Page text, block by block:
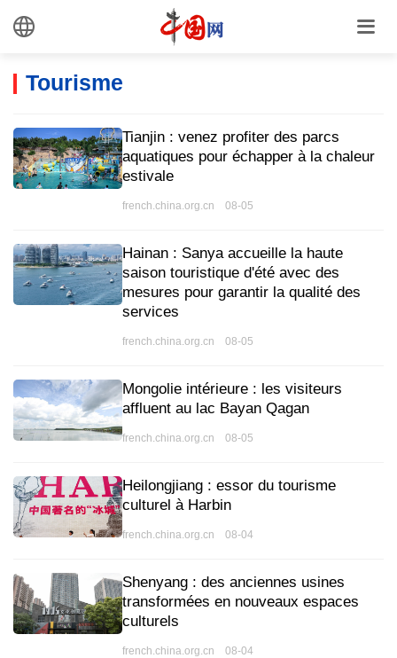
Tourisme
Tianjin : venez profiter des parcs
aquatiques pour échapper à la chaleur
estivale
french.china.org.cn 08-05
Hainan : Sanya accueille la haute
saison touristique d'été avec des
mesures pour garantir la qualité des
services
french.china.org.cn 08-05
Mongolie intérieure : les visiteurs
affluent au lac Bayan Qagan
french.china.org.cn 08-05
Heilongjiang : essor du tourisme
culturel à Harbin
french.china.org.cn 08-04
Shenyang : des anciennes usines
transformées en nouveaux espaces
culturels
french.china.org.cn 08-04